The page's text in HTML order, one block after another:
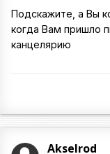
Подскажите, а Вы
когда Вам пришло
канцелярию
Akselrod